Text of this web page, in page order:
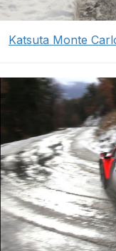
Katsuta Monte